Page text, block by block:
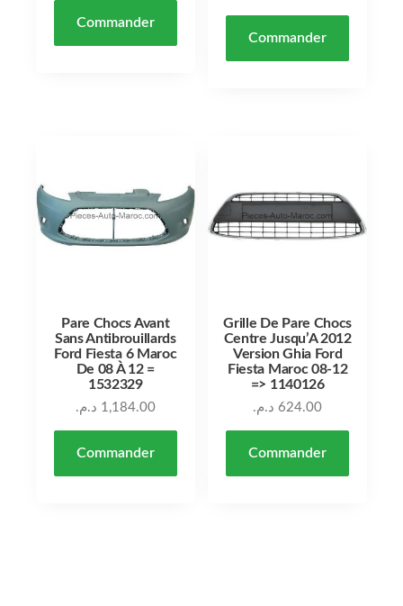
Commander
Commander
Pare Chocs Avant
Sans Antibrouillards
Ford Fiesta 6 Maroc
De 08 À 12 =
1532329
1,184.00 د.م.
Commander
Grille De Pare Chocs
Centre Jusqu’A 2012
Version Ghia Ford
Fiesta Maroc 08-12
=> 1140126
624.00 د.م.
Commander